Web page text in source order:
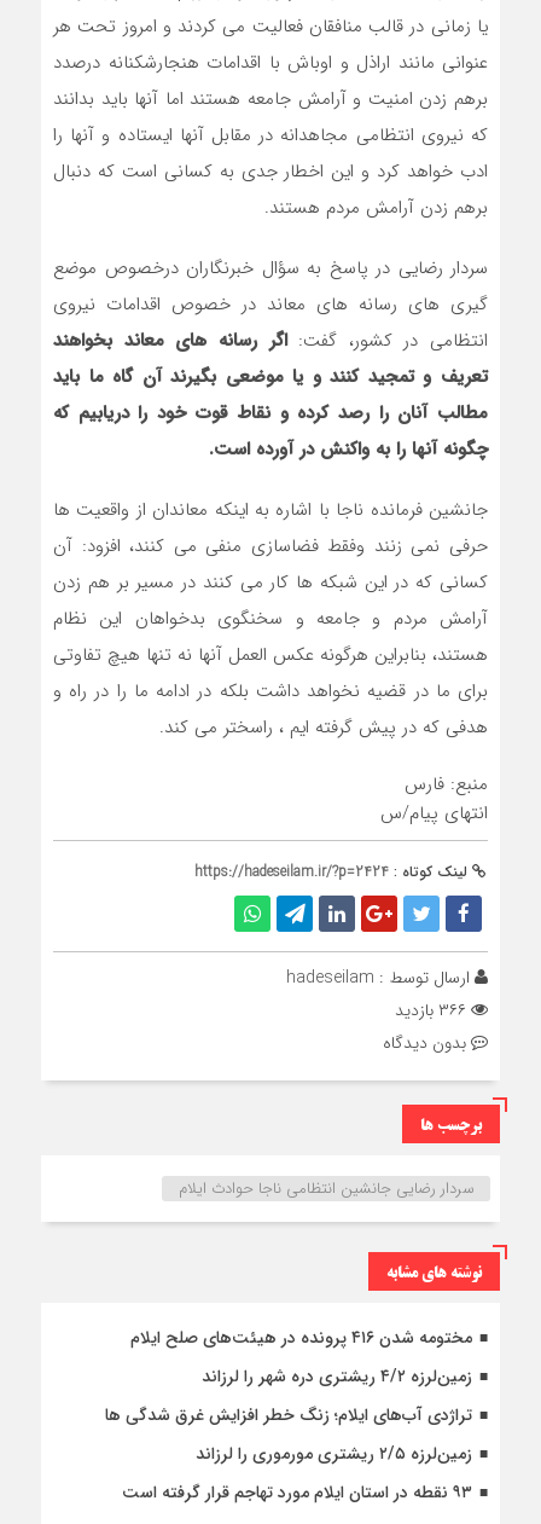
یا زمانی در قالب منافقان فعالیت می کردند و امروز تحت هر
عنوانی مانند اراذل و اوباش با اقدامات هنجارشکنانه درصدد
برهم زدن امنیت و آرامش جامعه هستند اما آنها باید بدانند
که نیروی انتظامی مجاهدانه در مقابل آنها ایستاده و آنها را
ادب خواهد کرد و این اخطار جدی به کسانی است که دنبال
برهم زدن آرامش مردم هستند.
سردار رضایی در پاسخ به سؤال خبرنگاران درخصوص موضع
گیری های رسانه های معاند در خصوص اقدامات نیروی
انتظامی در کشور، گفت: اگر رسانه های معاند بخواهند
تعریف و تمجید کنند و یا موضعی بگیرند آن گاه ما باید
مطالب آنان را رصد کرده و نقاط قوت خود را دریابیم که
چگونه آنها را به واکنش در آورده است.
جانشین فرمانده ناجا با اشاره به اینکه معاندان از واقعیت ها
حرفی نمی زنند وفقط فضاسازی منفی می کنند، افزود: آن
کسانی که در این شبکه ها کار می کنند در مسیر بر هم زدن
آرامش مردم و جامعه و سخنگوی بدخواهان این نظام
هستند، بنابراین هرگونه عکس العمل آنها نه تنها هیچ تفاوتی
برای ما در قضیه نخواهد داشت بلکه در ادامه ما را در راه و
هدفی که در پیش گرفته ایم ، راسختر می کند.
منبع: فارس
انتهای پیام/س
لینک کوتاه : https://hadeseilam.ir/?p=2424
ارسال توسط : hadeseilam
بدون دیدگاه
برچسب ها
سردار رضایی جانشین انتظامی ناجا حوادث ایلام
نوشته های مشابه
مختومه شدن ۴۱۶ پرونده در هیئت‌های صلح ایلام
زمین‌لرزه ۴/۲ ریشتری دره شهر را لرزاند
تراژدی آب‌های ایلام؛ زنگ خطر افزایش غرق شدگی ها
زمین‌لرزه ۲/۵ ریشتری مورموری را لرزاند
۹۳ نقطه در استان ایلام مورد تهاجم قرار گرفته است